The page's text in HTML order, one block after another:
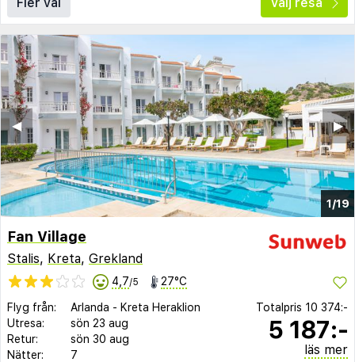
1/19
▶︎
◀︎
Fan Village
Stalis, Kreta, Grekland
4,7/5 27°C
Flyg från: Arlanda - Kreta Heraklion
Utresa:
sön 23 aug
Retur:
sön 30 aug
Nätter:
7
Totalpris 10 374:-
5 187:-
läs mer